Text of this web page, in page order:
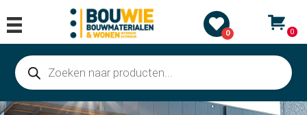
0 0
Producten
zoeken